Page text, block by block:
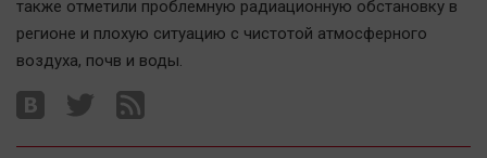
Банки
Медиаграмотность
также отметили проблемную радиационную обстановку в
регионе и плохую ситуацию с чистотой атмосферного
воздуха, почв и воды.